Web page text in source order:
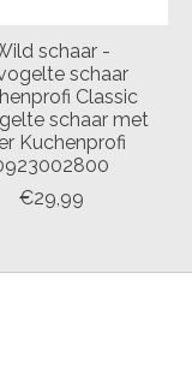
schaar -
schaar
Classic
schaar met
Kuchenprofi
€29,99